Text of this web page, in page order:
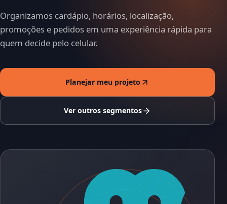
Organizamos cardápio, horários, localização,
promoções e pedidos em uma experiência rápida para
quem decide pelo celular.
Planejar meu projeto
Ver outros segmentos